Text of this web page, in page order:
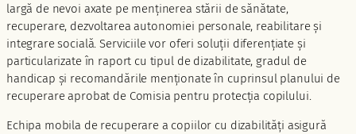
largă de nevoi axate pe menținerea stării de sănătate,
recuperare, dezvoltarea autonomiei personale, reabilitare și
integrare socială. Serviciile vor oferi soluții diferențiate și
particularizate în raport cu tipul de dizabilitate, gradul de
handicap și recomandările menționate în cuprinsul planului de
recuperare aprobat de Comisia pentru protecția copilului.
Echipa mobila de recuperare a copiilor cu dizabilități asigură